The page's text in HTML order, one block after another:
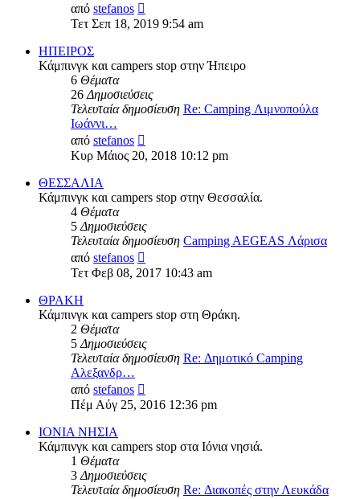
από stefanos
της
Τετ Σεπ 18, 2019 9:54 am
ΗΠΕΙΡΟΣ
Κάμπινγκ και campers stop στην Ήπειρο
6 Θέματα
26Δημοσιεύσεις
Τελευταία δημοσίευση Re: Camping Λιμνοπούλα
Ιωάννι…
από stefanos
της
τελευταίας
Κυρ Μάιος 20, 2018 10:12 pm
ΘΕΣΣΑΛΙΑ
Κάμπινγκ και campers stop στην Θεσσαλία.
4 Θέματα
5Δημοσιεύσεις
Τελευταία δημοσίευση Camping AEGEAS Λάρισα
από stefanos
της
Τετ Φεβ 08, 2017 10:43 am
ΘΡΑΚΗ
Κάμπινγκ και campers stop στη Θράκη.
2 Θέματα
5Δημοσιεύσεις
Τελευταία δημοσίευση Re: Δημοτικό Camping
Αλεξανδρ…
από stefanos
της
Πέμ Αύγ 25, 2016 12:36 pm
ΙΟΝΙΑ ΝΗΣΙΑ
Κάμπινγκ και campers stop στα Ιόνια νησιά.
1 Θέματα
3Δημοσιεύσεις
Τελευταία δημοσίευση Re: Διακοπές στην Λευκάδα